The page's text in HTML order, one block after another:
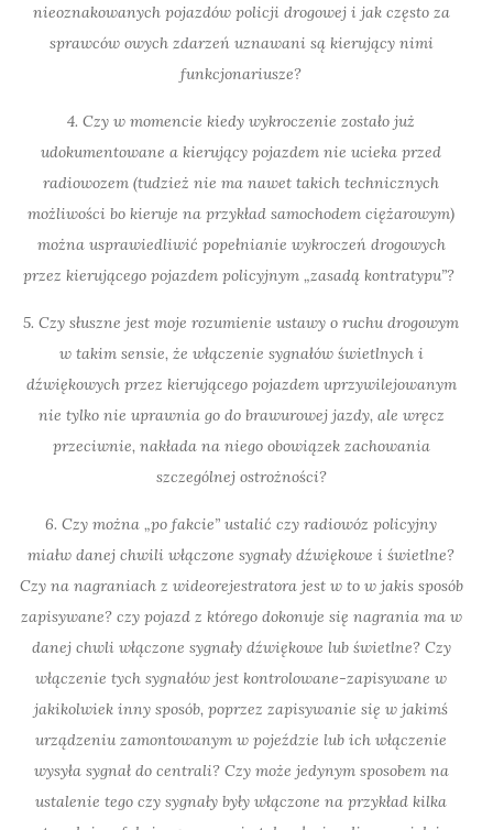
nieoznakowanych pojazdów policjidrogowej i jak często za
sprawców owych zdarzeń uznawani są kierujący nimi
funkcjonariusze?
4. Czy w momencie kiedy wykroczenie zostało już
udokumentowane a kierujący pojazdem nie ucieka przed
radiowozem (tudzież nie ma nawet takich technicznych
możliwości bo kieruje na przykład samochodem ciężarowym)
można usprawiedliwić popełnianie wykroczeń drogowych
przez kierującego pojazdem policyjnym „zasadą kontratypu”?
5. Czy słuszne jest moje rozumienie ustawy o ruchu drogowym
w takim sensie, że włączenie sygnałów świetlnych i
dźwiękowych przez kierującego pojazdem uprzywilejowanym
nie tylko nie uprawnia go do brawurowej jazdy, ale wręcz
przeciwnie, nakłada na niego obowiązek zachowania
szczególnej ostrożności?
6. Czy można „po fakcie” ustalić czy radiowóz policyjny
miałw danej chwili włączone sygnały dźwiękowe i świetlne?
Czy na nagraniach z wideorejestratora jest w to w jakis sposób
zapisywane? czy pojazd z którego dokonuje się nagrania ma w
danej chwli włączone sygnały dźwiękowe lub świetlne? Czy
włączenie tych sygnałów jest kontrolowane-zapisywane w
jakikolwiek inny sposób, poprzez zapisywanie się w jakimś
urządzeniu zamontowanym w pojeździe lub ich włączenie
wysyła sygnał do centrali? Czy może jedynym sposobem na
ustalenie tego czy sygnały były włączone na przykład kilka